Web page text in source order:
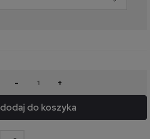
- +
dodaj do koszyka